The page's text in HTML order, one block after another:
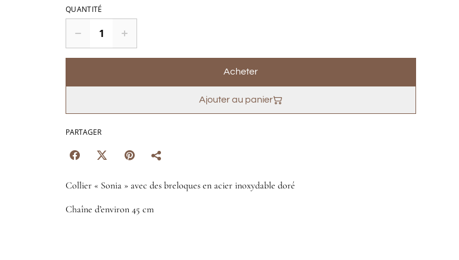
QUANTITÉ
Acheter
Ajouter au panier
PARTAGER
Collier « Sonia » avec des breloques en acier inoxydable doré
Chaîne d’environ 45 cm